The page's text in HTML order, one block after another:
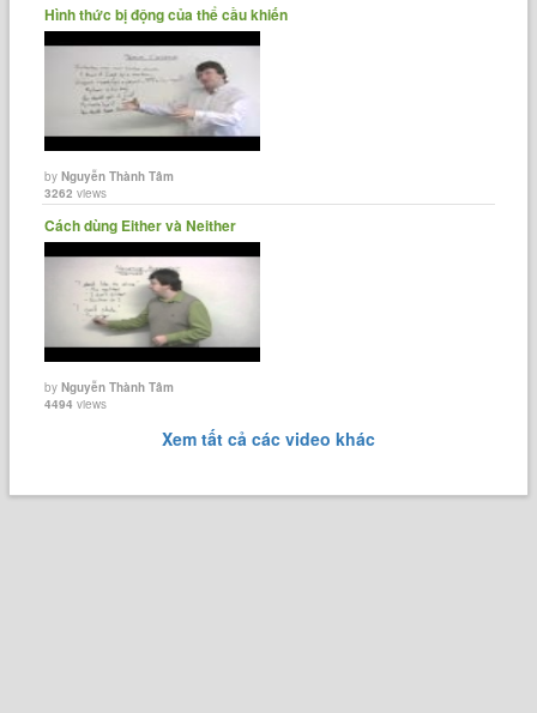
Hình thức bị động của thể cầu khiến
byNguyễn Thành Tâm
3262 views
Cách dùng Either và Neither
byNguyễn Thành Tâm
4494 views
Xem tất cả các video khác